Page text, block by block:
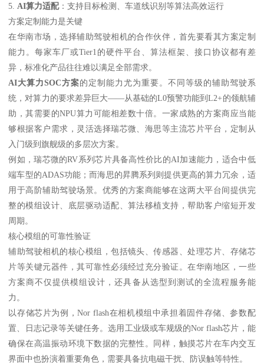
5. AI算力适配：支持目标检测、车道线识别等算法高效运行
方案定制能力是关键
在华南市场，选择辅助驾驶相机的合作伙伴，首先要看其方案定制
能力。每家车厂或Tier1的硬件平台、算法框架、接口协议都有差
异，标准化产品往往难以满足全部需求。
AI大算力SOC方案的定制能力尤为重要。不同等级的辅助驾驶系
统，对算力的要求差异巨大——从基础的L0预警功能到L2+的领航辅
助，其需要的NPU算力可能相差数十倍。一家成熟的方案商应当能
够根据客户需求，灵活选择瑞芯微、海思等主流芯片平台，定制从
入门级到旗舰级的多层次方案。
例如，瑞芯微的RV系列芯片具备高性价比的AI加速能力，适合中低
端车型的ADAS功能；而海思的昇腾系列则提供更高的算力冗余，适
用于高阶辅助驾驶场景。优秀的方案商能够在这两大平台间提供完
整的模组设计、底层驱动适配、算法移植支持，帮助客户缩短开发
周期。
核心模组的可靠性验证
辅助驾驶相机的核心模组，包括镜头、传感器、处理芯片、存储芯
片等关键元器件，其可靠性必须经过充分验证。在华南地区，一些
方案商不仅提供模组设计，还具备从选型到测试的全流程服务能
力。
以存储芯片为例，Nor flash在相机模组中承担着固件存储、参数配
置、日志记录等关键任务。选用工业级或车规级的Nor flash芯片，能
确保在高温振动环境下数据的完整性。同样，触摸芯片在车内交互
界面中也扮演着重要角色，需要具备抗电磁干扰、防误触等特性。